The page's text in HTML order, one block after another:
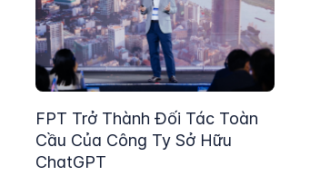
FPT Trở Thành Đối Tác Toàn
Cầu Của Công Ty Sở Hữu
ChatGPT